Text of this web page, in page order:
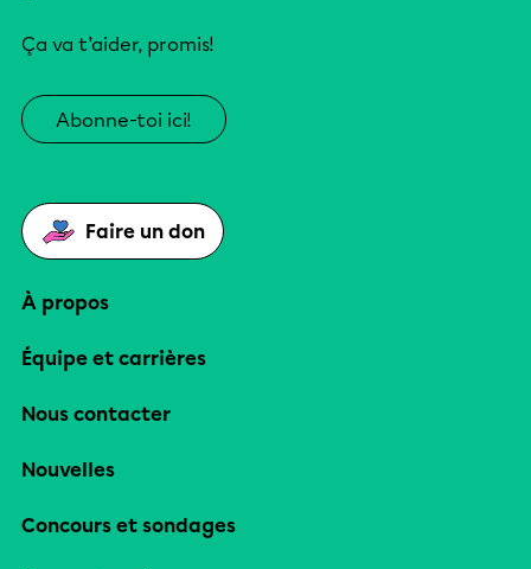
Ça va t’aider, promis!
Abonne-toi ici!
Faire un don
À propos
Équipe et carrières
Nous contacter
Nouvelles
Concours et sondages